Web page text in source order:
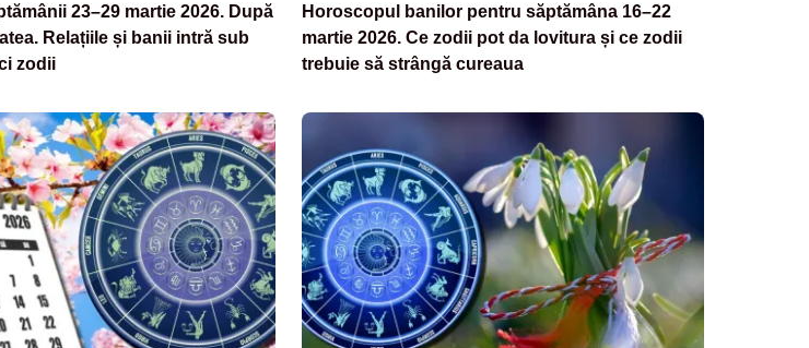
23–29 martie 2026. După
Relațiile și banii intră sub
zodii
Horoscopul banilor pentru săptămâna 16–22
martie 2026. Ce zodii pot da lovitura și ce zodii
trebuie să strângă cureaua